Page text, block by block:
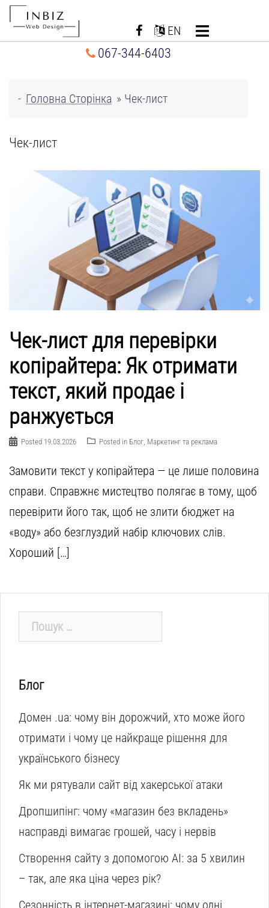
Перейти
EN
067-344-6403
- Головна Сторінка » Чек-лист
Чек-лист
Чек-лист для перевірки
копірайтера: Як отримати
текст, який продає і
ранжується
Posted 19.03.2026 Posted in Блог, Маркетинг та реклама
Замовити текст у копірайтера — це лише половина
справи. Справжнє мистецтво полягає в тому, щоб
перевірити його так, щоб не злити бюджет на
«воду» або безглуздий набір ключових слів.
Хороший […]
Пошук:
Блог
Домен .ua: чому він дорожчий, хто може його
отримати і чому це найкраще рішення для
українського бізнесу
Як ми рятували сайт від хакерської атаки
Дропшипінг: чому «магазин без вкладень»
насправді вимагає грошей, часу і нервів
Створення сайту з допомогою AI: за 5 хвилин
– так, але яка ціна через рік?